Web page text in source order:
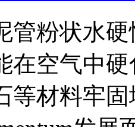
管粉状水
在空气中
等材料牢